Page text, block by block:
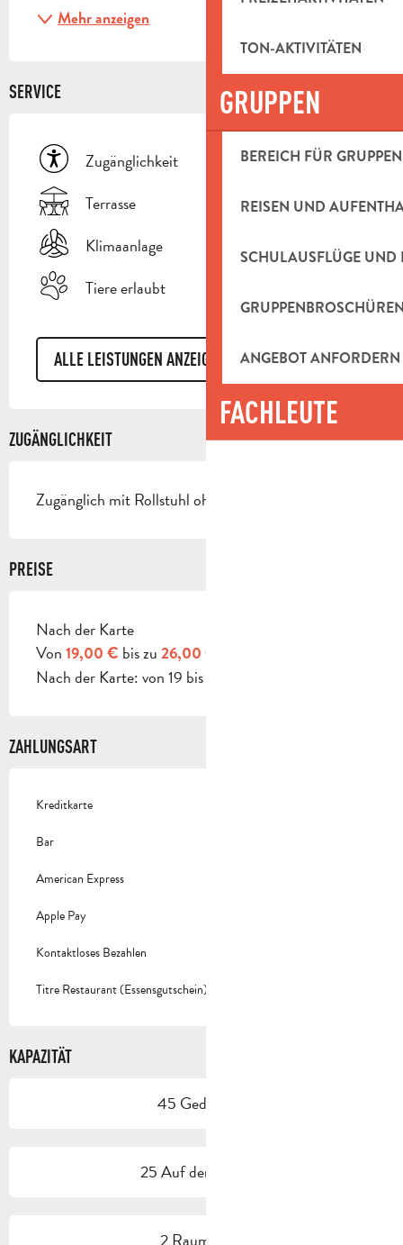
TON-AKTIVITÄTEN
GRUPPEN
BEREICH FÜR GRUPPEN
REISEN UND
SCHULAUSFLÜGE UND
ANGEBOT ANFORDERN
FACHLEUTE
Mehr anzeigen
SERVICE
Zugänglichkeit
Terrasse
Klimaanlage
Tiere erlaubt
ALLE LEISTUNGEN ANZEIGEN
ZUGÄNGLICHKEIT
Zugänglich mit Rollstuhl ohne Hilfe
PREISE
PREISE 2026
Nach der Karte
Von 19,00 € bis zu 26,00 €
Nach der Karte: von 19 bis 26 €.
ZAHLUNGSART
Kreditkarte
Bar
American Express
Apple Pay
Kontaktloses Bezahlen
Titre Restaurant (Essensgutschein)
KAPAZITÄT
45 Gedeck(e)
25 Auf der Terrasse